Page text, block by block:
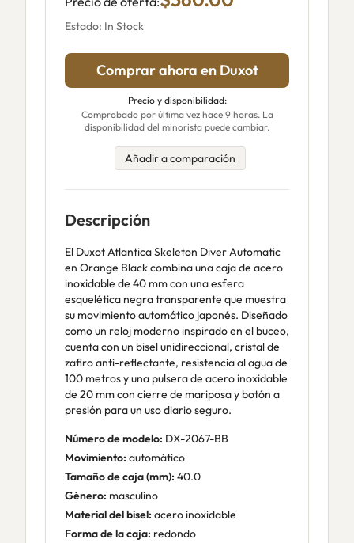
Estado: In Stock
Comprar ahora en Duxot
Precio y disponibilidad:
Comprobado por última vez hace 9 horas. La
disponibilidad del minorista puede cambiar.
Añadir a comparación
Descripción
El Duxot Atlantica Skeleton Diver Automatic
en Orange Black combina una caja de acero
inoxidable de 40 mm con una esfera
esquelética negra transparente que muestra
su movimiento automático japonés. Diseñado
como un reloj moderno inspirado en el buceo,
cuenta con un bisel unidireccional, cristal de
zafiro anti-reflectante, resistencia al agua de
100 metros y una pulsera de acero inoxidable
de 20 mm con cierre de mariposa y botón a
presión para un uso diario seguro.
Número de modelo: DX-2067-BB
Movimiento: automático
Tamaño de caja (mm): 40.0
Género: masculino
Material del bisel: acero inoxidable
Forma de la caja: redondo